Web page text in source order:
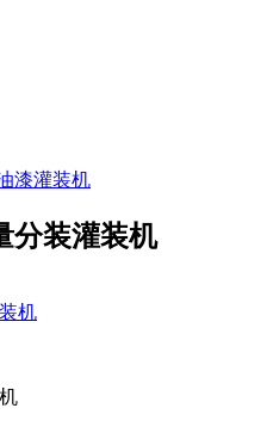
漆灌装机
分装灌装机